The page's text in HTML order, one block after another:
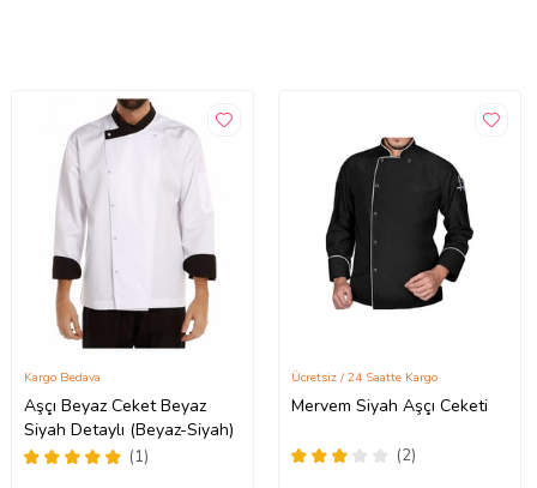
Aşçı Beyaz Ceket Beyaz
Siyah Detaylı (Beyaz-Siyah)
(1)
Kargo Bedava
Mervem Siyah Aşçı Ceketi
(2)
Ücretsiz / 24 Saatte Kargo